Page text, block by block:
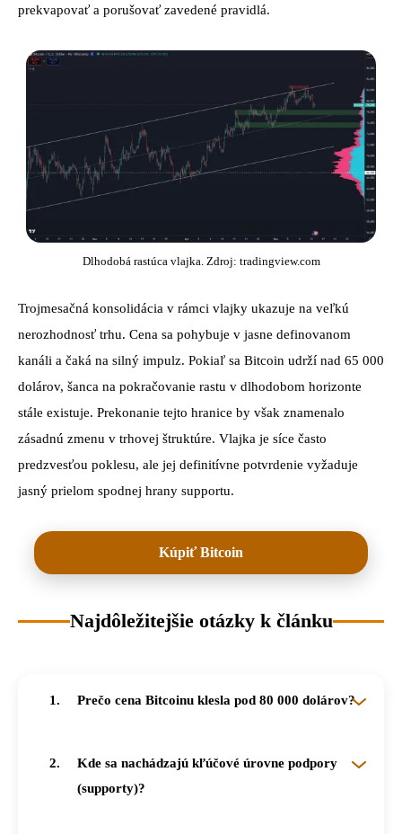
prekvapovať a porušovať zavedené pravidlá.
Dlhodobá rastúca vlajka. Zdroj: tradingview.com
Trojmesačná konsolidácia v rámci vlajky ukazuje na veľkú
nerozhodnosť trhu. Cena sa pohybuje v jasne definovanom
kanáli a čaká na silný impulz. Pokiaľ sa Bitcoin udrží nad 65 000
dolárov, šanca na pokračovanie rastu v dlhodobom horizonte
stále existuje. Prekonanie tejto hranice by však znamenalo
zásadnú zmenu v trhovej štruktúre. Vlajka je síce často
predzvesťou poklesu, ale jej definitívne potvrdenie vyžaduje
jasný prielom spodnej hrany supportu.
Kúpiť Bitcoin
Najdôležitejšie otázky k článku
Prečo cena Bitcoinu klesla pod 80 000 dolárov?
Kde sa nachádzajú kľúčové úrovne podpory
(supporty)?